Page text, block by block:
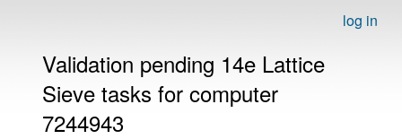
log in
Validation pending 14e Lattice
Sieve tasks for computer
7244943